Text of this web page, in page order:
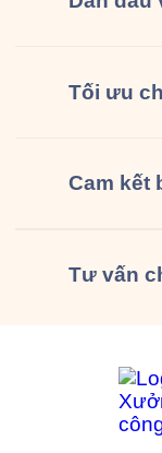
Tối ưu
Cam kết
Tư vấn